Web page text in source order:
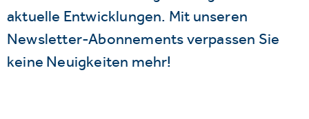
aktuelle Entwicklungen. Mit unseren
Newsletter-Abonnements verpassen Sie
keine Neuigkeiten mehr!